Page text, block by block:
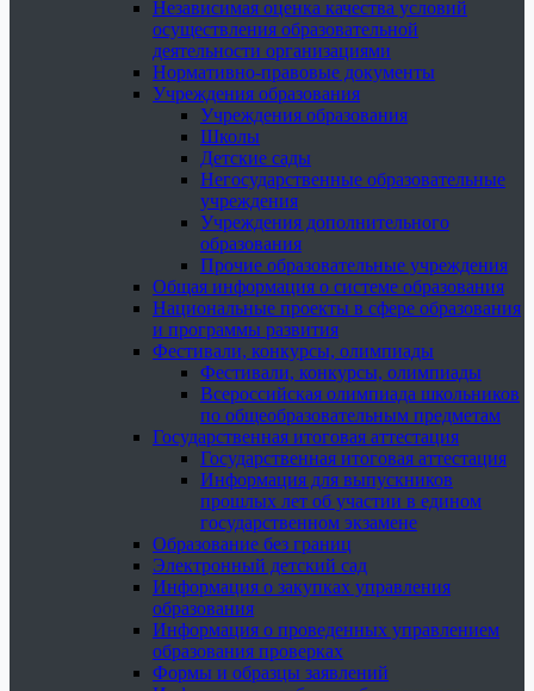
Независимая оценка качества условий
осуществления образовательной
деятельности организациями
Нормативно-правовые документы
Учреждения образования
Учреждения образования
Школы
Детские сады
Негосударственные образовательные
учреждения
Учреждения дополнительного
образования
Прочие образовательные учреждения
Общая информация о системе образования
Национальные проекты в сфере образования
и программы развития
Фестивали, конкурсы, олимпиады
Фестивали, конкурсы, олимпиады
Всероссийская олимпиада школьников
по общеобразовательным предметам
Государственная итоговая аттестация
Государственная итоговая аттестация
Информация для выпускников
прошлых лет об участии в едином
государственном экзамене
Образование без границ
Электронный детский сад
Информация о закупках управления
образования
Информация о проведенных управлением
образования проверках
Формы и образцы заявлений